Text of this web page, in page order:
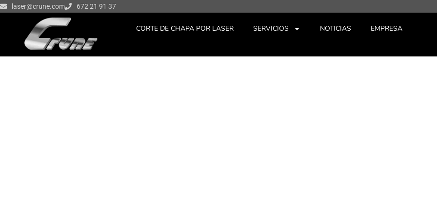
Ir
contenido
laser@crune.com 672 21 91 37
CORTE DE CHAPA POR LASER SERVICIOS NOTICIAS EMPRESA